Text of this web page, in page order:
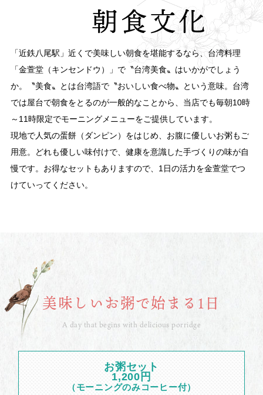
朝食文化
「近鉄八尾駅」近くで美味しい朝食を堪能するなら、台湾料理
「金萱堂（キンセンドウ）」で〝台湾美食〟はいかがでしょう
か。〝美食〟とは台湾語で〝おいしい食べ物〟という意味。台湾
では屋台で朝食をとるのが一般的なことから、当店でも毎朝10時
～11時限定でモーニングメニューをご提供しています。
現地で人気の蛋餅（ダンピン）をはじめ、お腹に優しいお粥もご
用意。どれも優しい味付けで、健康を意識した手づくりの味が自
慢です。お得なセットもありますので、1日の活力を金萱堂でつ
けていってください。
美味しいお粥で始まる1日
A day that begins with delicious porridge
お粥セット
1,200円
（モーニングのみコーヒー付）